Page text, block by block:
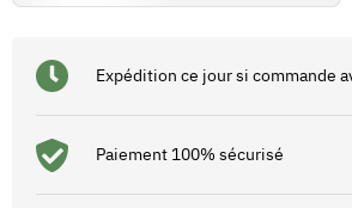
Expédition ce jour si commande
Paiement 100% sécurisé